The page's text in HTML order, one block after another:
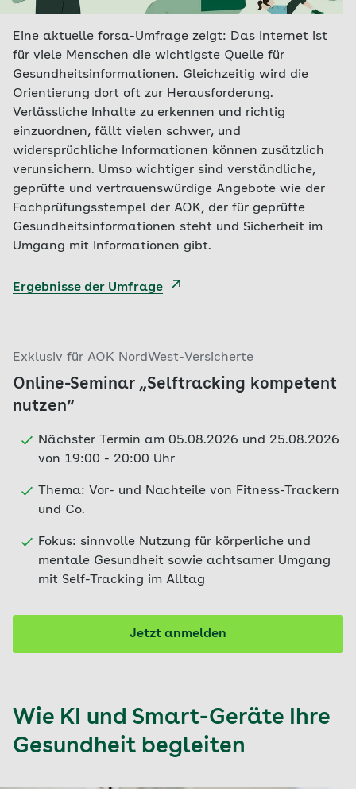
Eine aktuelle forsa-Umfrage zeigt: Das Internet ist
für viele Menschen die wichtigste Quelle für
Gesundheitsinformationen. Gleichzeitig wird die
Orientierung dort oft zur Herausforderung.
Verlässliche Inhalte zu erkennen und richtig
einzuordnen, fällt vielen schwer, und
widersprüchliche Informationen können zusätzlich
verunsichern. Umso wichtiger sind verständliche,
geprüfte und vertrauenswürdige Angebote wie der
Fachprüfungsstempel der AOK, der für geprüfte
Gesundheitsinformationen steht und Sicherheit im
Umgang mit Informationen gibt.
Ergebnisse der Umfrage
Exklusiv für AOK NordWest-Versicherte
Online-Seminar „Selftracking kompetent
nutzen“
Nächster Termin am 05.08.2026 und 25.08.2026
von 19:00 - 20:00 Uhr
Thema: Vor- und Nachteile von Fitness-Trackern
und Co.
Fokus: sinnvolle Nutzung für körperliche und
mentale Gesundheit sowie achtsamer Umgang
mit Self-Tracking im Alltag
Jetzt anmelden
Wie KI und Smart-Geräte Ihre
Gesundheit begleiten